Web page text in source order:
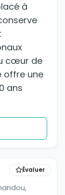
à
cœur de
offre une
ans
Évaluer